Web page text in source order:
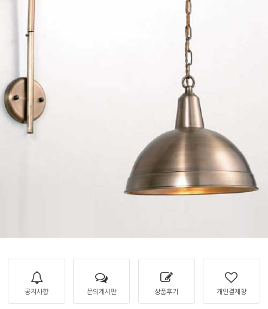
공지사항 문의게시판 상품후기 개인결제창